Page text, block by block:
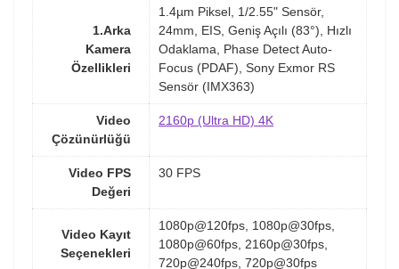
1.Arka
Kamera
Özellikleri
1.4µm Piksel, 1/2.55" Sensör,
24mm, EIS, Geniş Açılı (83°), Hızlı
Odaklama, Phase Detect Auto-
Focus (PDAF), Sony Exmor RS
Sensör (IMX363)
Video
Çözünürlüğü
2160p (Ultra HD) 4K
Video FPS
Değeri
30 FPS
Video Kayıt
Seçenekleri
1080p@120fps, 1080p@30fps,
1080p@60fps, 2160p@30fps,
720p@240fps, 720p@30fps